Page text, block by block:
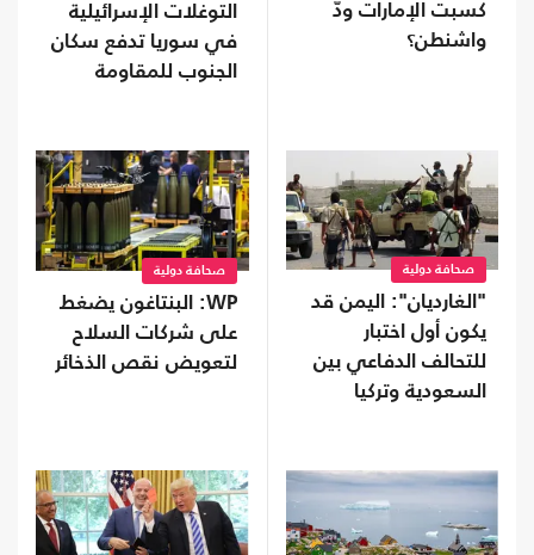
كسبت الإمارات ودّ
واشنطن؟
التوغلات الإسرائيلية
في سوريا تدفع سكان
الجنوب للمقاومة
صحافة دولية
"الغارديان": اليمن قد
يكون أول اختبار
للتحالف الدفاعي بين
السعودية وتركيا
صحافة دولية
WP: البنتاغون يضغط
على شركات السلاح
لتعويض نقص الذخائر